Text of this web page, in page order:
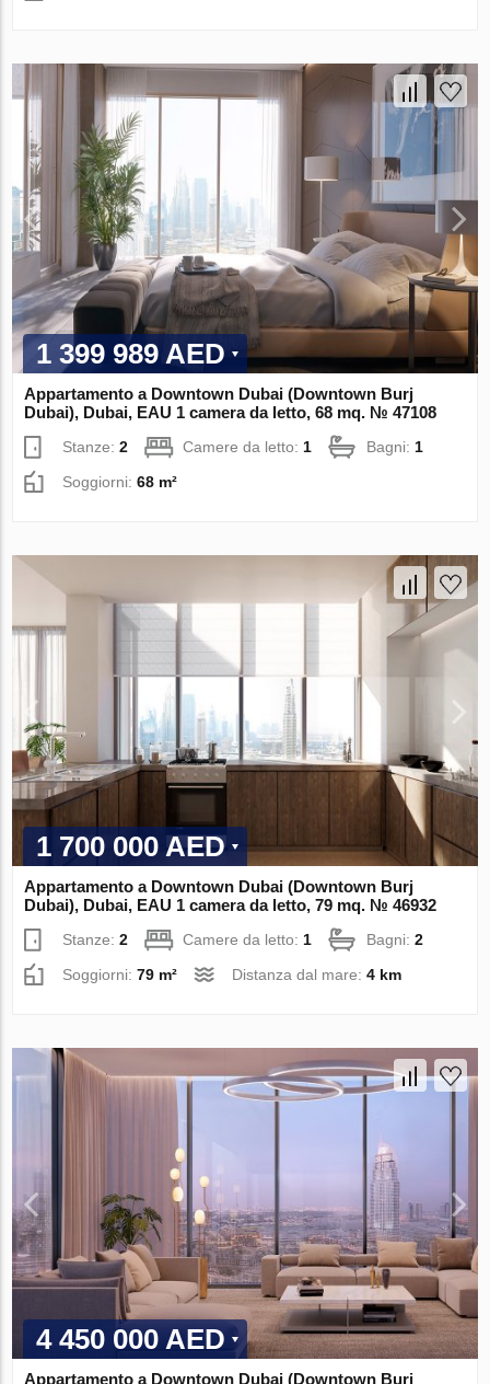
1 399 989 AED
Appartamento a Downtown Dubai (Downtown Burj
Dubai), Dubai, EAU 1 camera da letto, 68 mq. № 47108
Stanze:2 Camere da letto:1 Bagni:1
Soggiorni:68 m²
1 700 000 AED
Appartamento a Downtown Dubai (Downtown Burj
Dubai), Dubai, EAU 1 camera da letto, 79 mq. № 46932
Stanze:2 Camere da letto: 1 Bagni:2
Soggiorni:79 m² Distanza dal mare:4 km
4 450 000 AED
Appartamento a Downtown Dubai (Downtown Burj